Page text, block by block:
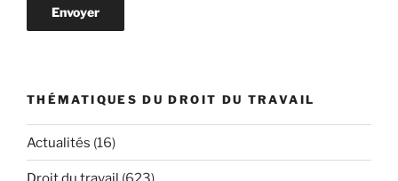
THÉMATIQUES DU DROIT DU TRAVAIL
Actualités (16)